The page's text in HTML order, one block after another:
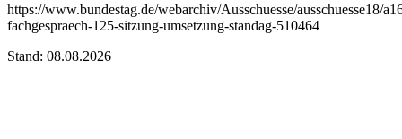
https://www.bundestag.de/webarchiv/Ausschuesse/ausschuesse18/
fachgespraech-125-sitzung-umsetzung-standag-510464
Stand: 08.08.2026